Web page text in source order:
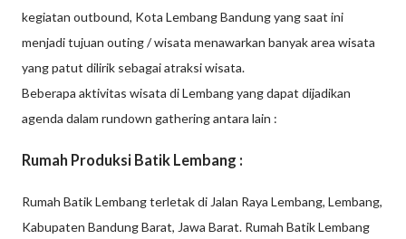
kegiatan outbound, Kota Lembang Bandung yang saat ini
menjadi tujuan outing / wisata menawarkan banyak area wisata
yang patut dilirik sebagai atraksi wisata.
Beberapa aktivitas wisata di Lembang yang dapat dijadikan
agenda dalam rundown gathering antara lain :
Rumah Produksi Batik Lembang :
Rumah Batik Lembang terletak di Jalan Raya Lembang, Lembang,
Kabupaten Bandung Barat, Jawa Barat. Rumah Batik Lembang